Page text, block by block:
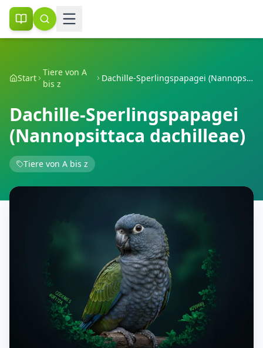
Start
Tiere von A
bis z
Dachille-Sperlingspapagei (Nannopsittaca dachilleae)
Dachille-Sperlingspapagei
(Nannopsittaca dachilleae)
Tiere von A bis z